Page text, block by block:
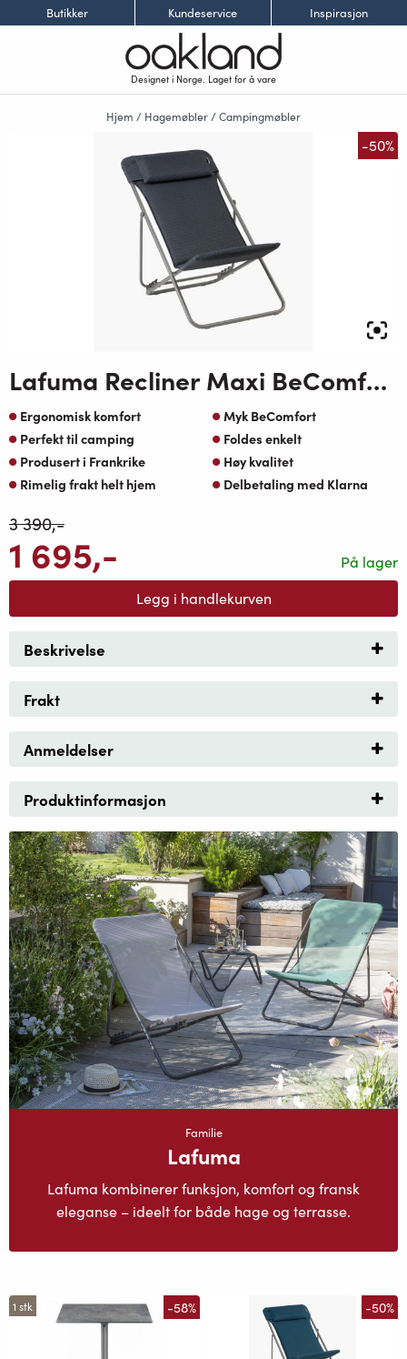
Butikker Kundeservice Inspirasjon
Designet i Norge. Laget for å vare
Hjem / Hagemøbler /Campingmøbler
-50%
Lafuma Recliner Maxi BeComfort Mørk grå
Ergonomisk komfort
Myk BeComfort
Perfekt til camping
Foldes enkelt
Produsert i Frankrike
Høy kvalitet
Rimelig frakt helt hjem
Delbetaling med Klarna
På lager
3 390,-
1 695,-
Legg i handlekurven
Beskrivelse
Frakt
Anmeldelser
Produktinformasjon
Familie
Lafuma
Lafuma kombinerer funksjon, komfort og fransk
eleganse – ideelt for både hage og terrasse.
1 stk -58% -50%